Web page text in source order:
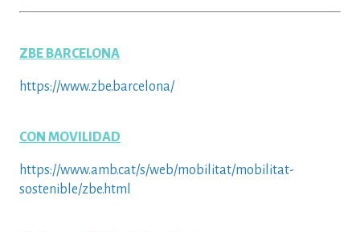
ZBE BARCELONA
https://www.zbe.barcelona/
CON MOVILIDAD
https://www.amb.cat/s/web/mobilitat/mobilitat-
sostenible/zbe.html